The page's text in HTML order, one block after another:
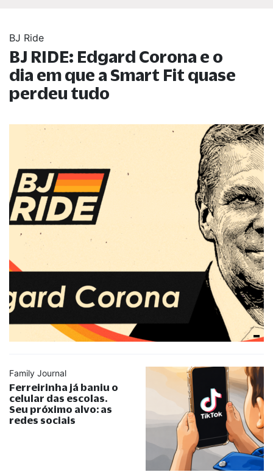
BJ Ride
BJ RIDE: Edgard Corona e o
dia em que a Smart Fit quase
perdeu tudo
Family Journal
Ferreirinha já baniu o
celular das escolas.
Seu próximo alvo: as
redes sociais